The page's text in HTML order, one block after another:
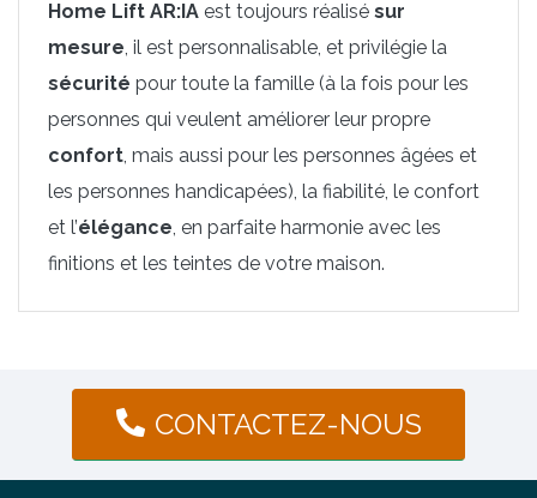
Home Lift AR:IA est toujours réalisé sur
mesure , il est personnalisable, et privilégie la
sécurité pour toute la famille (à la fois pour les
personnes qui veulent améliorer leur propre
confort , mais aussi pour les personnes âgées et
les personnes handicapées), la fiabilité, le confort
et l’élégance , en parfaite harmonie avec les
finitions et les teintes de votre maison.
CONTACTEZ-NOUS